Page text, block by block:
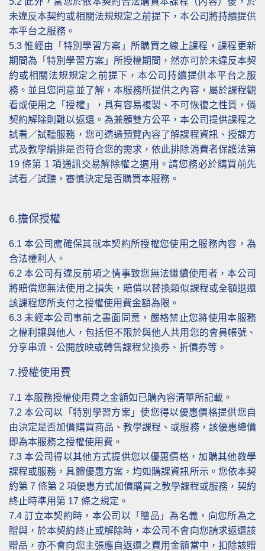
未違反本契約或相關法規規定之前提下，本公司將持續提供
本平台之服務。
5.3惟經由「特別學習方案」所購買之線上課程，課程更新
期間為「特別學習方案」所授權期間，然亦可於未違反本契
約或相關法規規定之前提下，本公司持續提供本平台之服
務。並且您同意並了解，本服務所提供之內容，屬於課程觀
看或使用之「授權」，具有容易複製、不可恢復之性質，倘
契約解除則難以返還。為兼顧雙方公平，本公司提供課程之
試看／試聽服務，您可透過預覽內容了解課程資訊、授課方
式及教學編排是否符合您的需求，依此排除消費者保護法第
19 條第 1 項通訊交易解除權之適用。請您務必於購買前先
試看／試聽，審慎決定是否購買本服務。
6.擔保授權
6.1本公司應確保其就本契約所授權您使用之服務內容，為
合法權利人。
6.2本公司有違反前項之情事致您無法繼續使用者，本公司
將賠償您無法使用之損失，賠償以替換類似課程或全額退還
該課程您所支付之授權使用費金額為限。
6.3 未經本公司事前之書面同意，嚴格禁止您將使用本服務
之權利讓與他人，包括但不限於與他人共用您的會員帳號、
分享串流、公開放映或轉售課程兌換券、折價券等。
7.授權使用費
7.1 本服務授權使用費之金額如已購內容清單所記載。
7.2本公司以「特別學習方案」使您得以優惠價格提供您自
由決定是否加價購買商品、教學課程、或服務，該優惠總價
即為本服務之授權使用費。
7.3本公司得以其他方式提供您以優惠價格，加購其他教學
課程或服務，具體優惠方案，均如購課資訊所示。您依本契
約第 7 條第 2 項優惠方式加價購買之教學課程或服務，契約
終止時準用第 17 條之規定。
7.4訂立本契約時，本公司以「贈品」為名義，向您所為之
贈與，於本契約終止或解除時，本公司不會向您請求返還該
贈品，亦不會向您主張應自返還之費用金額當中，扣除該贈